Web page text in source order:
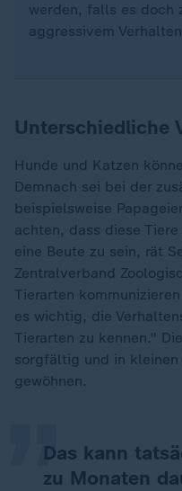
werden, falls es doch
aggressivem
Unterschiedliche
Hunde und Katzen
Demnach sei bei der
beispielsweise
achten, dass diese
eine Beute zu sein, rät
Zentralverband
Tierarten
es wichtig, die
Tierarten zu kennen."
sorgfältig und in kleinen
gewöhnen.
Das kann
zu Monaten
„